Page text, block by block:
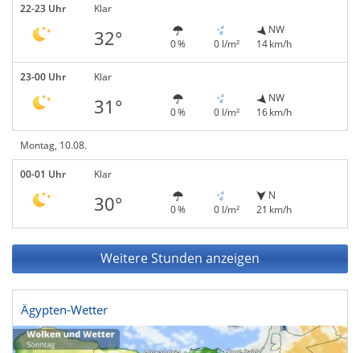
22-23 Uhr Klar
32° 0 % 0 l/m²
NW
14 km/h
23-00 Uhr Klar
31° 0 % 0 l/m²
NW
16 km/h
Montag, 10.08.
00-01 Uhr Klar
30° 0 % 0 l/m²
N
21 km/h
Weitere Stunden anzeigen
Ägypten-Wetter